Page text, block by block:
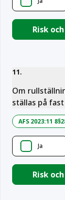
Risk
11.
Om
ställas på
AFS 2023:11
Ja
Risk